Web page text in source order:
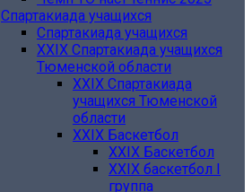
Спартакиада учащихся
Спартакиада учащихся
XXIX Спартакиада учащихся
Тюменской области
XXIX Спартакиада
учащихся Тюменской
области
XXIX Баскетбол
XXIX Баскетбол
XXIX баскетбол I
группа